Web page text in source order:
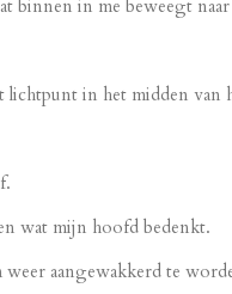
binnen in me beweegt
in het midden van
wat mijn hoofd bedenkt.
aangewakkerd te